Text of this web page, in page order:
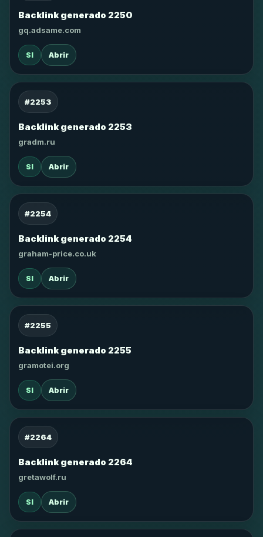
Backlink generado 2250
gq.adsame.com
SI Abrir
#2253
Backlink generado 2253
gradm.ru
SI Abrir
#2254
Backlink generado 2254
graham-price.co.uk
SI Abrir
#2255
Backlink generado 2255
gramotei.org
SI Abrir
#2264
Backlink generado 2264
gretawolf.ru
SI Abrir